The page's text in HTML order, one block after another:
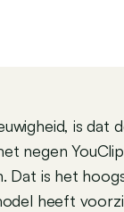
is dat
negen
Dat is het
heeft